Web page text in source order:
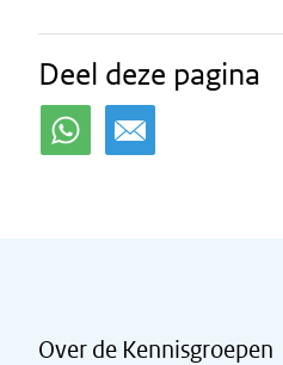
Deel deze pagina
Over de Kennisgroepen